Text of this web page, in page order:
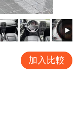
加入比較